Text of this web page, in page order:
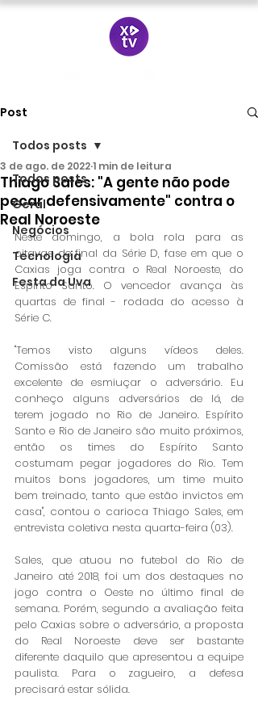
Post
Todos posts
Geral
Negócios
Tecnologia
Festa da Uva
Todos posts
Thiago Sales: "A gente não pode
pecar defensivamente" contra o
Real Noroeste
3 de ago. de 20221 min de leitura
Neste domingo, a bola rola para as
oitavas de final da Série D, fase em que o
Caxias joga contra o Real Noroeste, do
Espírito Santo. O vencedor avança às
quartas de final - rodada do acesso à
Série C.
"Temos visto alguns vídeos deles.
Comissão está fazendo um trabalho
excelente de esmiuçar o adversário. Eu
conheço alguns adversários de lá, de
terem jogado no Rio de Janeiro. Espírito
Santo e Rio de Janeiro são muito próximos,
então os times do Espírito Santo
costumam pegar jogadores do Rio. Tem
muitos bons jogadores, um time muito
bem treinado, tanto que estão invictos em
casa", contou o carioca Thiago Sales, em
entrevista coletiva nesta quarta-feira (03).
Sales, que atuou no futebol do Rio de
Janeiro até 2018, foi um dos destaques no
jogo contra o Oeste no último final de
semana. Porém, segundo a avaliação feita
pelo Caxias sobre o adversário, a proposta
do Real Noroeste deve ser bastante
diferente daquilo que apresentou a equipe
paulista. Para o zagueiro, a defesa
precisará estar sólida.